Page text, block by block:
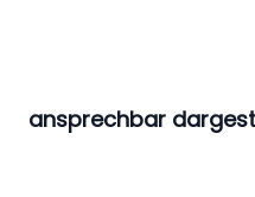
ansprechbar